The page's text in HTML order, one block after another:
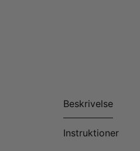
Beskrivelse
Instruktioner